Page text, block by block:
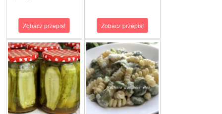
Zobacz przepis! Zobacz przepis!